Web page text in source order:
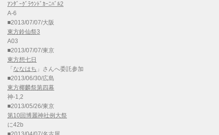
ｱﾝﾀﾞｰｸﾞﾗｳﾝﾄﾞｶｰﾆﾊﾞﾙ2
A-6
■2013/07/07/大阪
東方鈴仙祭3
A03
■2013/07/07/東京
東方想七日
「 ななはち 」さんへ委託参加
■2013/06/30/広島
東方椰麟祭第四幕
神-1,2
■2013/05/26/東京
第10回博麗神社例大祭
に42b